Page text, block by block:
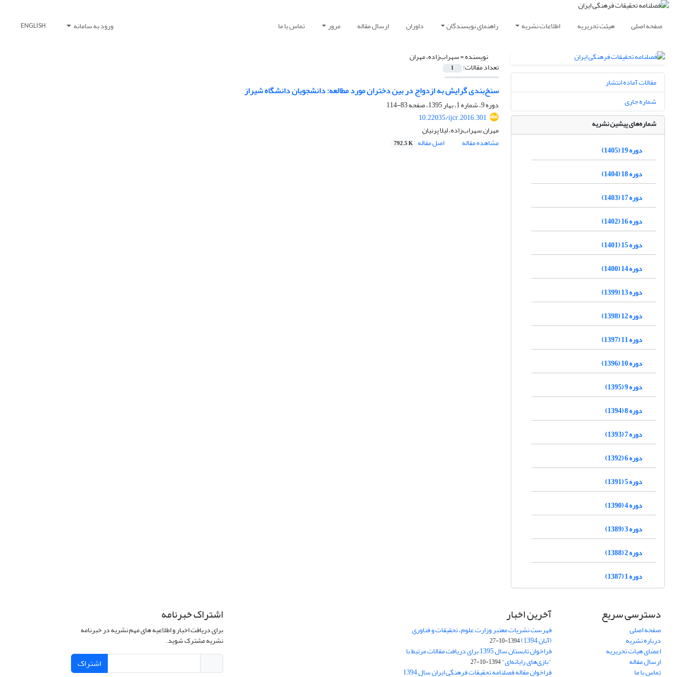
صفحه اصلی هیئت تحریریه اطلاعات نشریه راهنمای نویسندگان داوران ارسال مقاله مرور تماس با ما ورود به سامانه ENGLISH
نویسنده =سهراب‌زاده، مهران
تعداد مقالات: 1
سنخ‌بندی گرایش به ازدواج در بین دختران مورد مطالعه: دانشجویان دانشگاه شیراز
دوره 9، شماره 1، بهار 1395، صفحه
83-114
10.22035/ijcr.2016.301
مهران سهراب‌زاده، لیلا پرنیان
مشاهده مقاله
اصل مقاله 792.5 K
مقالات آماده انتشار
شماره جاری
شماره‌های پیشین نشریه
دوره 19 (1405)
دوره 18 (1404)
دوره 17 (1403)
دوره 16 (1402)
دوره 15 (1401)
دوره 14 (1400)
دوره 13 (1399)
دوره 12 (1398)
دوره 11 (1397)
دوره 10 (1396)
دوره 9 (1395)
دوره 8 (1394)
دوره 7 (1393)
دوره 6 (1392)
دوره 5 (1391)
دوره 4 (1390)
دوره 3 (1389)
دوره 2 (1388)
دوره 1 (1387)
دسترسی سریع
صفحه اصلی
درباره نشریه
اعضای هیات تحریریه
ارسال مقاله
تماس با ما
آخرین اخبار
فهرست نشریات معتبر وزارت علوم، تحقیقات و فناوری
(آبان 1394) 1394-10-27
فراخوان تابستان سال 1395 برای دریافت مقالات مرتبط با
"بازی‌های رایانه‌ای"1394-10-27
فراخوان مقاله فصلنامه تحقیقات فرهنگی ایران سال 1394
اشتراک خبرنامه
برای دریافت اخبار و اطلاعیه های مهم نشریه در خبرنامه
نشریه مشترک شوید.
اشتراک